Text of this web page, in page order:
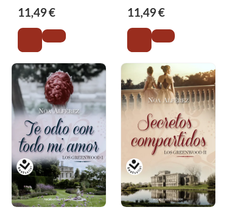
11,49 € 11,49 €